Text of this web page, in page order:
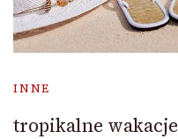
INNE
tropikalne wakacje